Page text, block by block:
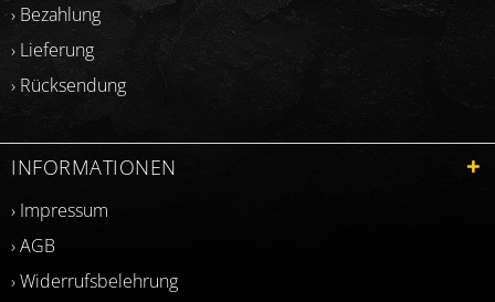
› Bezahlung
› Lieferung
› Rücksendung
INFORMATIONEN
› Impressum
› AGB
› Widerrufsbelehrung